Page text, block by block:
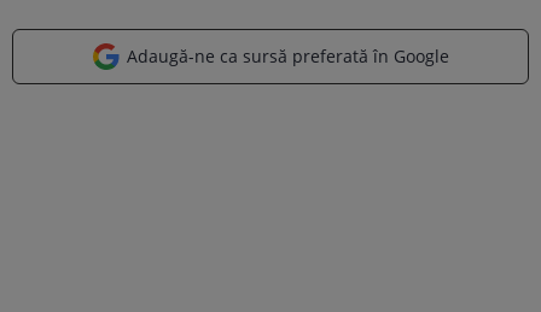
Adaugă-ne ca sursă preferată în Google